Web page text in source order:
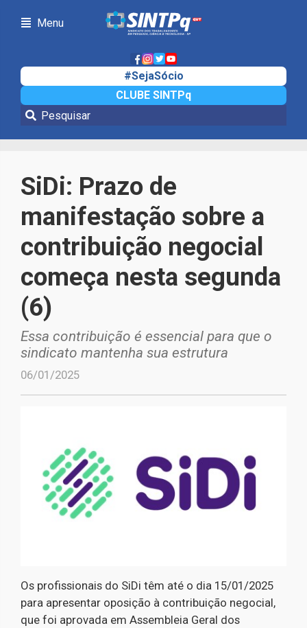
Menu
#SejaSócio
CLUBE SINTPq
Notícias
SiDi: Prazo de
manifestação sobre a
contribuição negocial
começa nesta segunda
(6)
Essa contribuição é essencial para que o
sindicato mantenha sua estrutura
06/01/2025
Os profissionais do SiDi têm até o dia 15/01/2025
para apresentar oposição à contribuição negocial,
que foi aprovada em Assembleia Geral dos